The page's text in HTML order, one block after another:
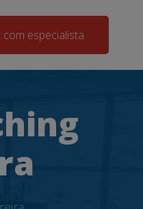
especialista